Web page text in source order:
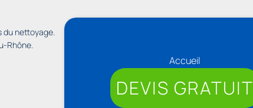
du nettoyage.
Rhône.
Accueil
DEVIS GRATUIT